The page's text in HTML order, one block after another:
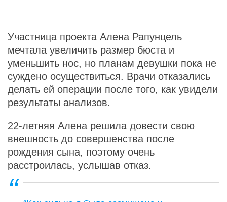
Участница проекта Алена Рапунцель
мечтала увеличить размер бюста и
уменьшить нос, но планам девушки пока не
суждено осуществиться. Врачи отказались
делать ей операции после того, как увидели
результаты анализов.
22-летняя Алена решила довести свою
внешность до совершенства после
рождения сына, поэтому очень
расстроилась, услышав отказ.